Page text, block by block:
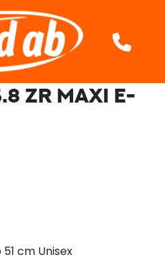
ZR MAXI E-
cm Unisex